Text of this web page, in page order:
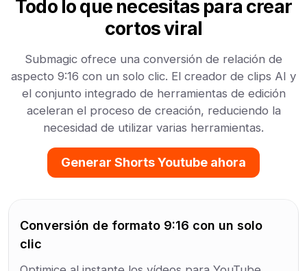
Todo lo que necesitas para crear
cortos viral
Submagic ofrece una conversión de relación de
aspecto 9:16 con un solo clic. El creador de clips AI y
el conjunto integrado de herramientas de edición
aceleran el proceso de creación, reduciendo la
necesidad de utilizar varias herramientas.
Generar Shorts Youtube ahora
Conversión de formato 9:16 con un solo
clic